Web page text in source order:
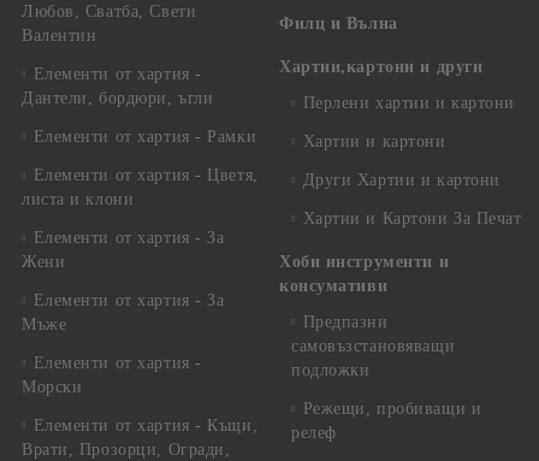
Любов, Сватба, Свети
Валентин
Елементи от хартия -
Дантели, бордюри, ъгли
Елементи от хартия - Рамки
Елементи от хартия - Цветя,
листа и клони
Елементи от хартия - За
Жени
Елементи от хартия - За
Мъже
Елементи от хартия -
Морски
Елементи от хартия - Къщи,
Врати, Прозорци, Огради,
Филц и Вълна
Хартии,картони и други
Перлени хартии и картони
Хартии и картони
Други Хартии и картони
Хартии и Картони За Печат
Хоби инструменти и
консумативи
Предпазни
самовъзстановяващи
подложки
Режещи, пробиващи и
релеф